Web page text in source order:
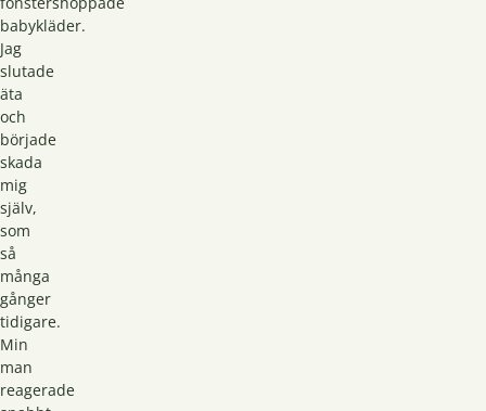
babykläder.
Jag
slutade
äta
och
började
skada
mig
själv,
som
så
många
gånger
tidigare.
Min
man
reagerade